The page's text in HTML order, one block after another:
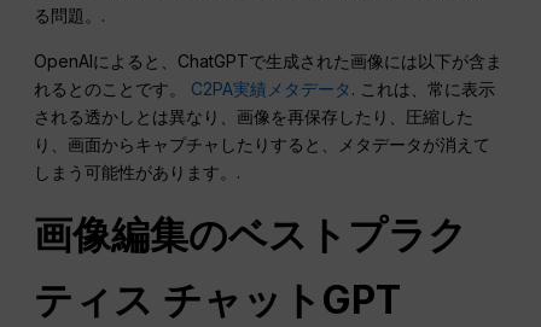
る問題。.
OpenAIによると、ChatGPTで生成された画像には以下が含ま
れるとのことです。 C2PA実績メタデータ. これは、常に表示
される透かしとは異なり、画像を再保存したり、圧縮した
り、画面からキャプチャしたりすると、メタデータが消えて
しまう可能性があります。.
画像編集のベストプラク
ティス チャットGPT